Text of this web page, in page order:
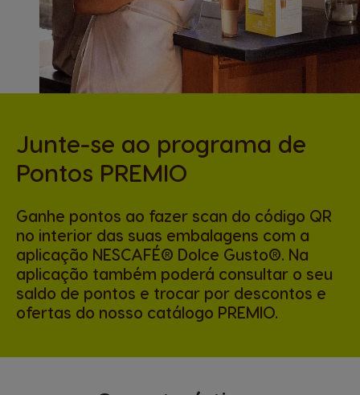
Junte-se ao programa de
Pontos PREMIO
Ganhe pontos ao fazer scan do código QR
no interior das suas embalagens com a
aplicação NESCAFÉ® Dolce Gusto®. Na
aplicação também poderá consultar o seu
saldo de pontos e trocar por descontos e
ofertas do nosso catálogo PREMIO.